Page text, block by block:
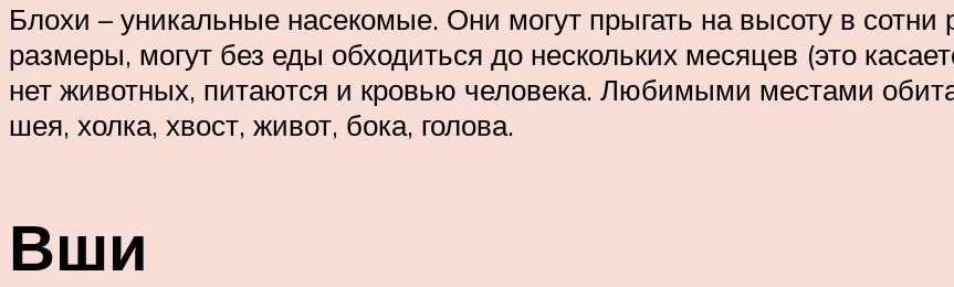
Блохи – уникальные насекомые. Они могут прыгать на высоту в
размеры, могут без еды обходиться до нескольких месяцев (это
нет животных, питаются и кровью человека. Любимыми местами
шея, холка, хвост, живот, бока, голова.
Вши